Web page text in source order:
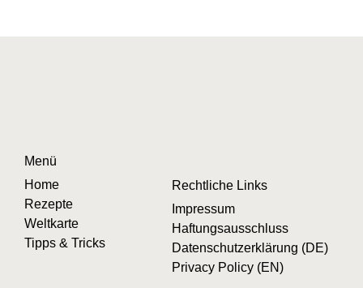
Menü
Home
Rezepte
Weltkarte
Tipps & Tricks
Rechtliche Links
Impressum
Haftungsausschluss
Datenschutzerklärung (DE)
Privacy Policy (EN)